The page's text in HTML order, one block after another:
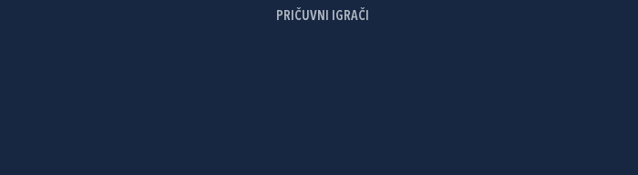
PRIČUVNI IGRAČI